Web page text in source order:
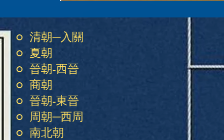
清朝─入關
夏朝
晉朝-西晉
商朝
晉朝-東晉
周朝─西周
南北朝